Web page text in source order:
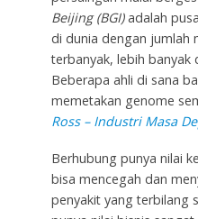
Beijing (BGI)adalah
di dunia dengan jumlah
terbanyak, lebih banyak
Beberapa ahli di sana
memetakan genome
Ross – Industri Masa
Berhubung punya nilai
bisa mencegah dan
penyakit yang terbilang